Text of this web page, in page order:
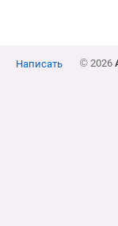
Написать © 2026